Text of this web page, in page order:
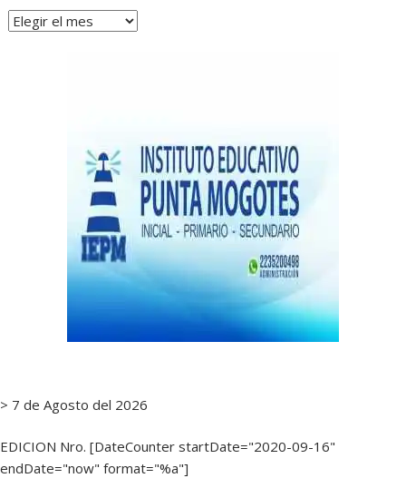
Archivos
> 7 de Agosto del 2026
EDICION Nro. [DateCounter startDate="2020-09-16"
endDate="now" format="%a"]